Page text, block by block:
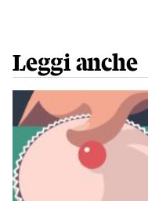
Leggi anche